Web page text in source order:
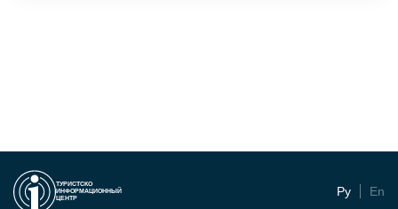
ТУРИСТСКО
ИНФОРМАЦИОННЫЙ
ЦЕНТР
Ру En